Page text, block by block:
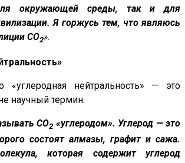
окружающей среды, так и для
Я горжусь тем, что являюсь
CO2».
«углеродная нейтральность» — это
научный термин.
CO2 «углеродом». Углерод — это
состоят алмазы, графит и сажа.
которая содержит углерод